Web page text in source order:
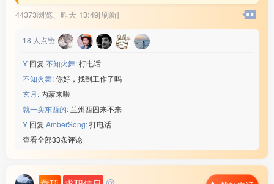
44373浏览、 昨天 13:49[刷新]
18 人点赞
Y 回复 不知火舞:打电话
不知火舞:你好，找到工作了吗
玄月: 内蒙来啦
就一卖东西的: 兰州西固来不来
Y 回复 AmberSong:打电话
查看全部33条评论